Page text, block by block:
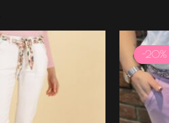
-20%
-20%
Le